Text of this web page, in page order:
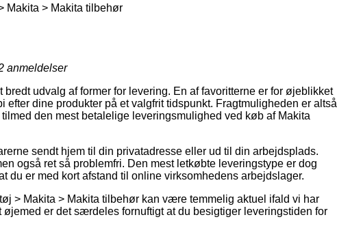
> Makita tilbehør
anmeldelser
udvalg af former for levering. En af favoritterne er for øjeblikket
efter dine produkter på et valgfrit tidspunkt. Fragtmuligheden er altså
den mest betalelige leveringsmulighed ved køb af Makita
sendt hjem til din privatadresse eller ud til din arbejdsplads.
også ret så problemfri. Den mest letkøbte leveringstype er dog
du er med kort afstand til online virksomhedens arbejdslager.
> Makita > Makita tilbehør kan være temmelig aktuel ifald vi har
øjemed er det særdeles fornuftigt at du besigtiger leveringstiden for